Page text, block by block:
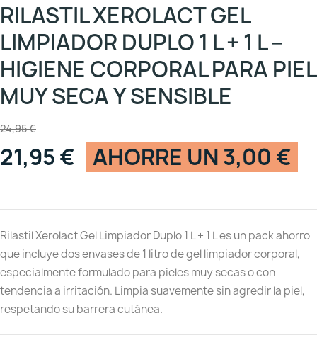
RILASTIL XEROLACT GEL
LIMPIADOR DUPLO 1 L + 1 L –
HIGIENE CORPORAL PARA PIEL
MUY SECA Y SENSIBLE
24,95 €
21,95 € AHORRE UN 3,00 €
Rilastil Xerolact Gel Limpiador Duplo 1 L + 1 L es un pack ahorro
que incluye dos envases de 1 litro de gel limpiador corporal,
especialmente formulado para pieles muy secas o con
tendencia a irritación. Limpia suavemente sin agredir la piel,
respetando su barrera cutánea.